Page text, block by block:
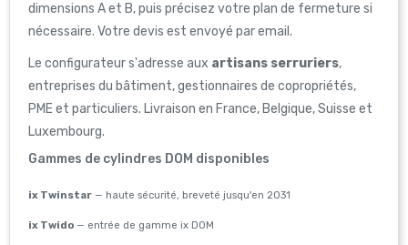
dimensions A et B, puis précisez votre plan de fermeture si
nécessaire. Votre devis est envoyé par email.
Le configurateur s'adresse aux artisans serruriers,
entreprises du bâtiment, gestionnaires de copropriétés,
PME et particuliers. Livraison en France, Belgique, Suisse et
Luxembourg.
Gammes de cylindres DOM disponibles
ix Twinstar — haute sécurité, breveté jusqu'en 2031
ix Twido — entrée de gamme ix DOM